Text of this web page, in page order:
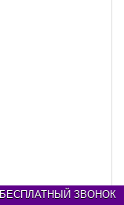
БЕСПЛАТНЫЙ ЗВОНОК